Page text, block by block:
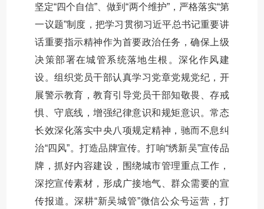
坚定“四个自信”、做到“两个维护”，严格落实“第
一议题”制度，把学习贯彻习近平总书记重要讲
话重要指示精神作为首要政治任务，确保上级
决策部署在城管系统落地生根。深化作风建
设。组织党员干部认真学习党章党规党纪，开
展警示教育，教育引导党员干部知敬畏、存戒
惧、守底线，增强纪律意识和规矩意识。常态
长效深化落实中央八项规定精神，驰而不息纠
治“四风”。打造品牌宣传。打响“绣新吴”宣传品
牌，抓好内容建设，围绕城市管理重点工作，
深挖宣传素材，形成广接地气、群众需要的宣
传报道。深耕“新吴城管”微信公众号运营，打